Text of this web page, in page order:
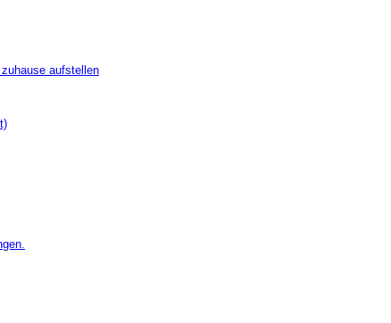
aufstellen